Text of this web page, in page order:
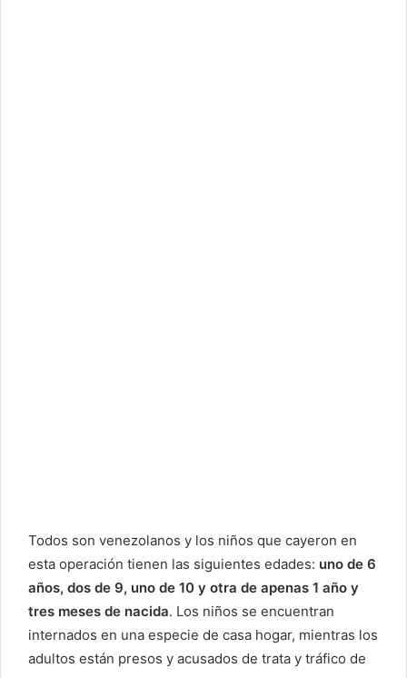
Todos son venezolanos y los niños que cayeron en
esta operación tienen las siguientes edades: uno de 6
años, dos de 9, uno de 10 y otra de apenas 1 año y
tres meses de nacida. Los niños se encuentran
internados en una especie de casa hogar, mientras los
adultos están presos y acusados de trata y tráfico de